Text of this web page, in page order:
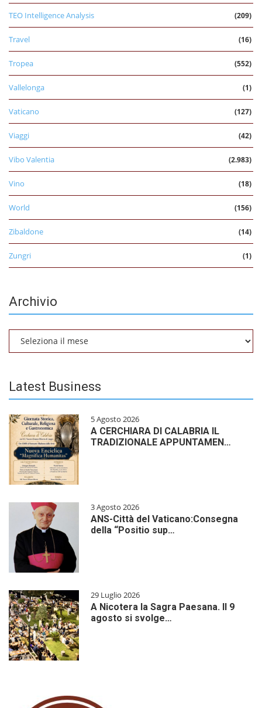
TEO Intelligence Analysis (209)
Travel (16)
Tropea (552)
Vallelonga (1)
Vaticano (127)
Viaggi (42)
Vibo Valentia (2.983)
Vino (18)
World (156)
Zibaldone (14)
Zungri (1)
Archivio
Archivio
Latest Business
5 Agosto 2026
A CERCHIARA DI CALABRIA IL
TRADIZIONALE APPUNTAMEN…
3 Agosto 2026
ANS-Città del Vaticano:Consegna
della “Positio sup…
29 Luglio 2026
A Nicotera la Sagra Paesana. Il 9
agosto si svolge…